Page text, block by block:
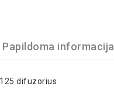
Papildoma informacija
difuzorius